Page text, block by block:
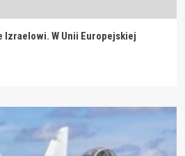
Izraelowi. W Unii Europejskiej